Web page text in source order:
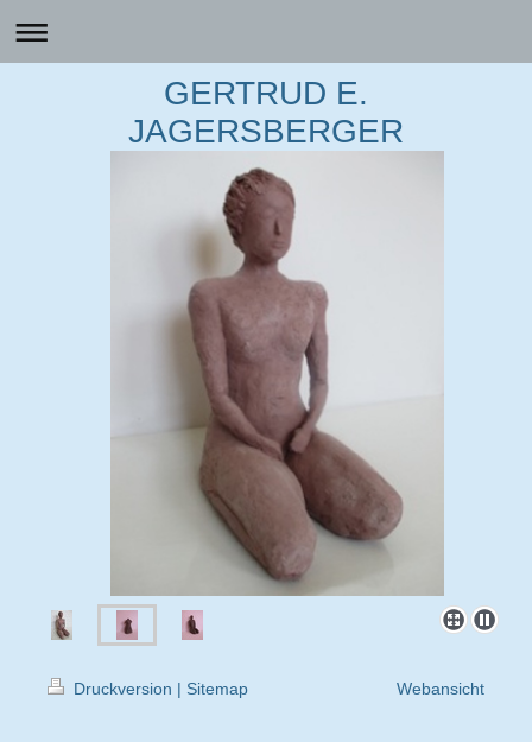
GERTRUD E.
JAGERSBERGER
Druckversion | Sitemap Webansicht